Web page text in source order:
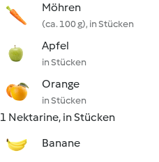
Möhren
(ca. 100 g), in Stücken
Apfel
in Stücken
Orange
in Stücken
1 Nektarine, in Stücken
Banane